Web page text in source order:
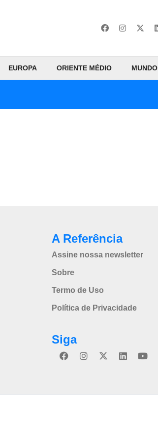
EUROPA ORIENTE MÉDIO MUNDO
A Referência
Assine nossa newsletter
Sobre
Termo de Uso
Política de Privacidade
Siga